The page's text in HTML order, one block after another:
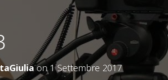
on1 Settembre 2017